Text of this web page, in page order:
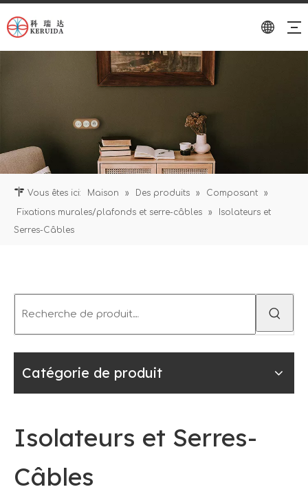
Vous êtes ici: Maison » Des produits » Composant
»
Fixations murales/plafonds et serre-câbles
»
Isolateurs et
Serres-Câbles
Catégorie de produit
Isolateurs et Serres-
Câbles